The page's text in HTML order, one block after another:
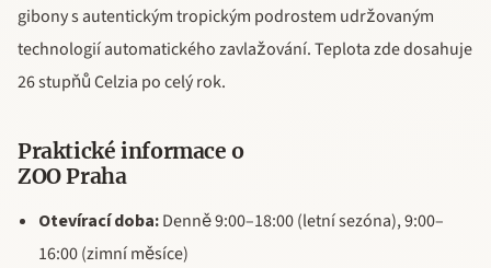
gibony s autentickým tropickým podrostem udržovaným
technologií automatického zavlažování. Teplota zde dosahuje
26 stupňů Celzia po celý rok.
Praktické informace o
ZOO Praha
Otevírací doba:Denně 9:00–18:00 (letní sezóna), 9:00–
16:00 (zimní měsíce)